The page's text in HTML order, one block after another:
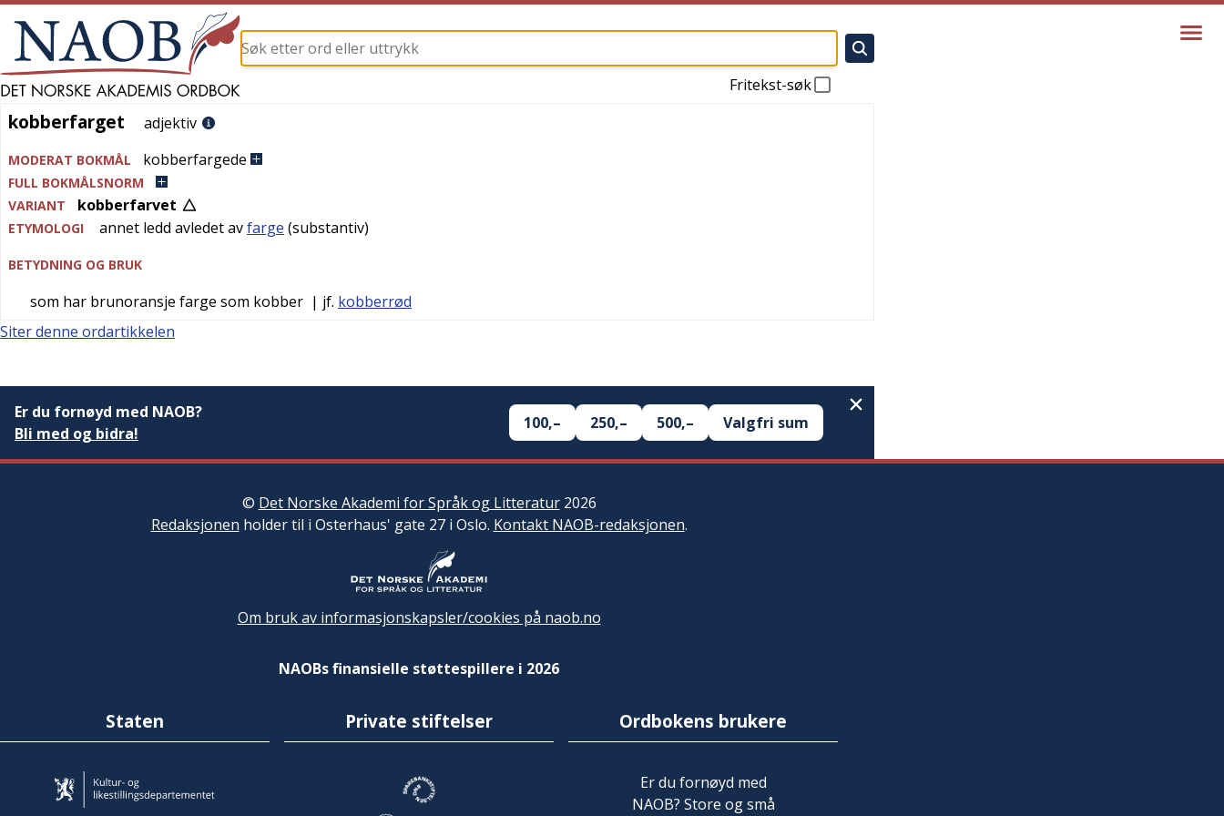
Fritekst-søk
kobberfarget
kobberfarget adjektiv
MODERAT BOKMÅL kobberfargede
FULL BOKMÅLSNORM
VARIANT
kobberfarvet
ETYMOLOGI annet ledd avledet avfarge (substantiv)
BETYDNING OG BRUK
som har brunoransje farge som kobber | jf. kobberrød
Siter denne ordartikkelen
Er du fornøyd med NAOB?
Bli med og bidra!
100,– 250,– 500,– Valgfri sum
© Det Norske Akademi for Språk og Litteratur2026
Redaksjonen holder til i Osterhaus' gate 27 i Oslo. Kontakt NAOB-redaksjonen.
Om bruk av informasjonskapsler/cookies på naob.no
NAOBs finansielle støttespillere i 2026
Staten Private stiftelser Ordbokens brukere
Er du fornøyd med
NAOB? Store og små